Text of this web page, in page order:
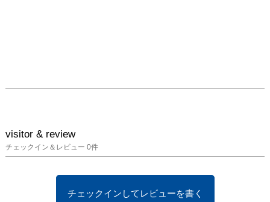
visitor & review
チェックイン＆レビュー 0件
チェックインしてレビューを書く